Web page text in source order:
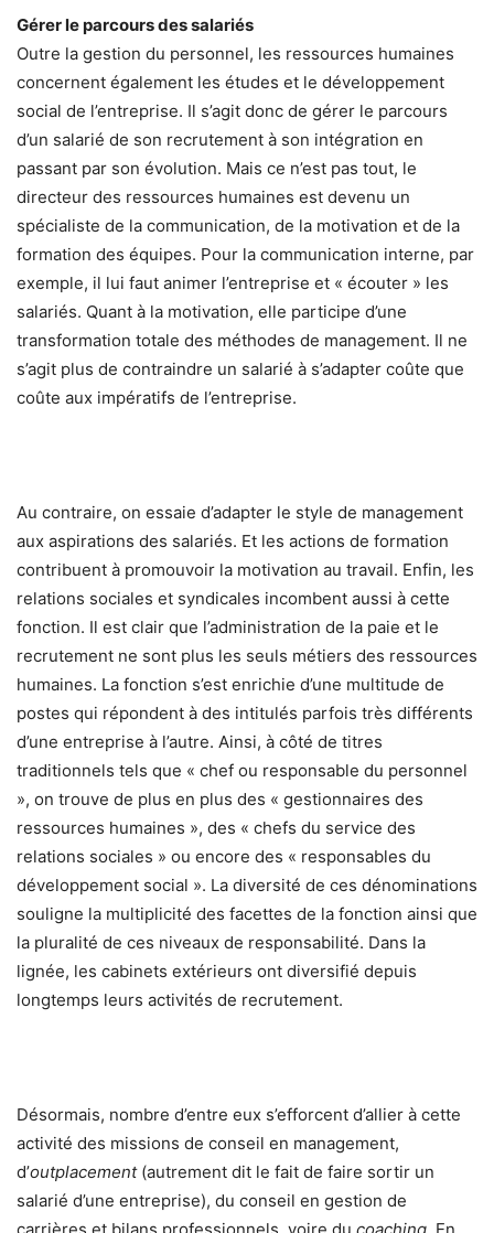
Gérer le parcours des salariés
Outre la gestion du personnel, les ressources humaines
concernent également les études et le développement
social de l’entreprise. Il s’agit donc de gérer le parcours
d’un salarié de son recrutement à son intégration en
passant par son évolution. Mais ce n’est pas tout, le
directeur des ressources humaines est devenu un
spécialiste de la communication, de la motivation et de la
formation des équipes. Pour la communication interne, par
exemple, il lui faut animer l’entreprise et « écouter » les
salariés. Quant à la motivation, elle participe d’une
transformation totale des méthodes de management. Il ne
s’agit plus de contraindre un salarié à s’adapter coûte que
coûte aux impératifs de l’entreprise.
Au contraire, on essaie d’adapter le style de management
aux aspirations des salariés. Et les actions de formation
contribuent à promouvoir la motivation au travail. Enfin, les
relations sociales et syndicales incombent aussi à cette
fonction. Il est clair que l’administration de la paie et le
recrutement ne sont plus les seuls métiers des ressources
humaines. La fonction s’est enrichie d’une multitude de
postes qui répondent à des intitulés parfois très différents
d’une entreprise à l’autre. Ainsi, à côté de titres
traditionnels tels que « chef ou responsable du personnel
», on trouve de plus en plus des « gestionnaires des
ressources humaines », des « chefs du service des
relations sociales » ou encore des « responsables du
développement social ». La diversité de ces dénominations
souligne la multiplicité des facettes de la fonction ainsi que
la pluralité de ces niveaux de responsabilité. Dans la
lignée, les cabinets extérieurs ont diversifié depuis
longtemps leurs activités de recrutement.
Désormais, nombre d’entre eux s’efforcent d’allier à cette
activité des missions de conseil en management,
d’outplacement(autrement dit le fait de faire sortir un
salarié d’une entreprise), du conseil en gestion de